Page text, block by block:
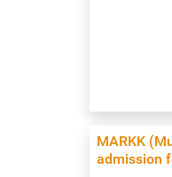
Werner. Im
Bismarcks
MARKK
admission